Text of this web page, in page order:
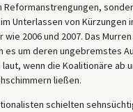
Unterlassen von Kürzungen
wie 2006 und 2007. Das
es um deren ungebremstes
wenn die Koalitionäre ab
ließen.
schielten